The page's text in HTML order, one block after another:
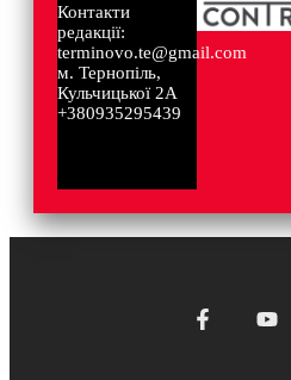
Контакти
редакції:
terminovo.te@gmail.com
м. Тернопіль,
Кульчицької 2А
+380935295439